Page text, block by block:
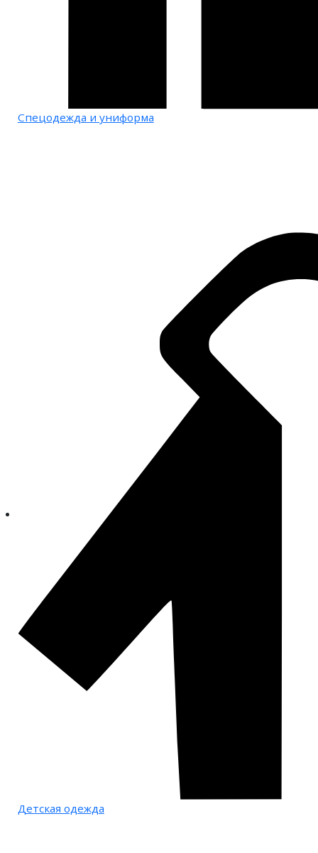
Спецодежда и униформа
Детская одежда